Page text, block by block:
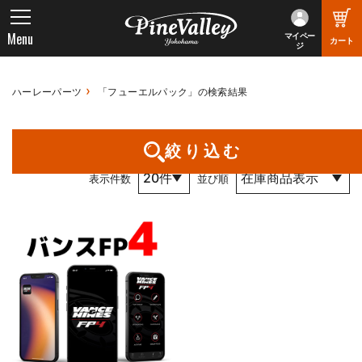
マイペー
ジ
カート
Menu
ハーレーパーツ 「フューエルパック」の検索結果
絞り込む
1件～1件 （全1件） 1 / 1 ページ
表示件数 並び順